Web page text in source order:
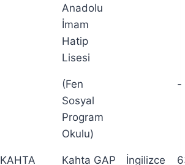
Anadolu
İmam
Hatip
Lisesi
(Fen
Sosyal
Program
Okulu)
-
KAHTA
Kahta GAP
İngilizce